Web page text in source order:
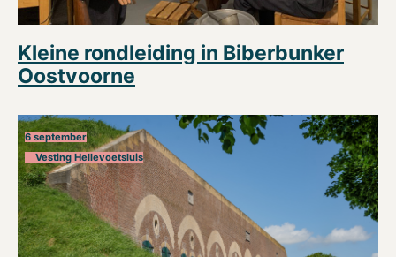
Kleine rondleiding in Biberbunker
Oostvoorne
6 september
Vesting Hellevoetsluis